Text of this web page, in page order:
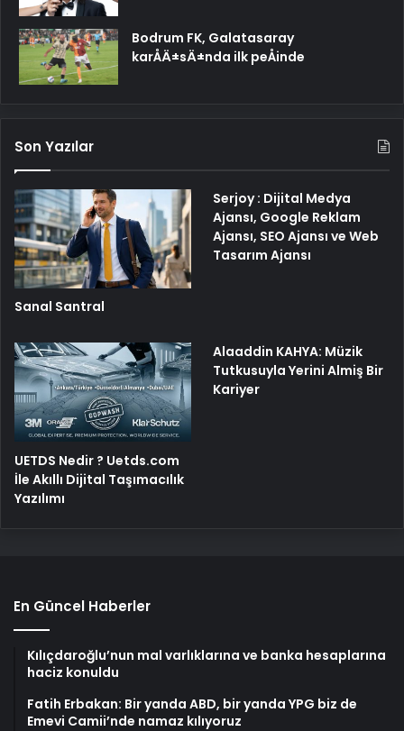
Bodrum FK, Galatasaray
karÅÄ±sÄ±nda ilk peÅinde
Son Yazılar
Sanal Santral
Serjoy : Dijital Medya
Ajansı, Google Reklam
Ajansı, SEO Ajansı ve Web
Tasarım Ajansı
UETDS Nedir ? Uetds.com
İle Akıllı Dijital Taşımacılık
Yazılımı
Alaaddin KAHYA: Müzik
Tutkusuyla Yerini Almiş Bir
Kariyer
En Güncel Haberler
Kılıçdaroğlu’nun mal varlıklarına ve banka hesaplarına
haciz konuldu
Fatih Erbakan: Bir yanda ABD, bir yanda YPG biz de
Emevi Camii’nde namaz kılıyoruz